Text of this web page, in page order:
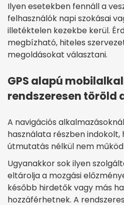
Ilyen esetekben fennáll a
felhasználók napi szokásai
illetéktelen kezekbe kerül.
megbízható, hiteles
megoldásokat választani.
GPS alapú
rendszeresen töröld
A navigációs
használata részben indokolt,
útmutatás nélkül nem
Ugyanakkor sok ilyen
eltárolja a mozgási
később hirdetők vagy más
hozzáférhetnek. A rendszeres